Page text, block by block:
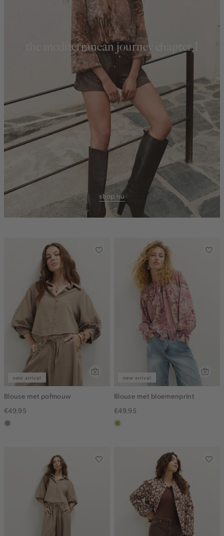
the mediterranean journey chapter 1
shop nu
new arrival
Blouse met pofmouw
€49.95
taupe,
new arrival
Blouse met bloemenprint
€49.95
meerkleurig